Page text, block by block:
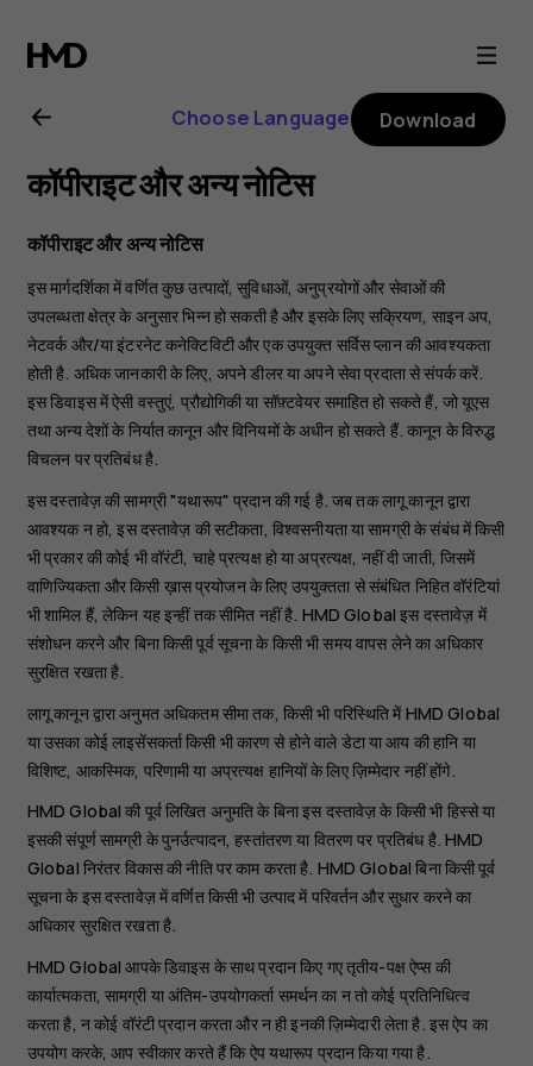
Nokia
C01
Plus
user
guide
Choose Language Download
कॉपीराइट और अन्य नोटिस
कॉपीराइट और अन्य नोटिस
इस मार्गदर्शिका में वर्णित कुछ उत्पादों, सुविधाओं, अनुप्रयोगों और सेवाओं की
उपलब्धता क्षेत्र के अनुसार भिन्न हो सकती है और इसके लिए सक्रियण, साइन अप,
नेटवर्क और/या इंटरनेट कनेक्टिविटी और एक उपयुक्त सर्विस प्लान की आवश्यकता
होती है. अधिक जानकारी के लिए, अपने डीलर या अपने सेवा प्रदाता से संपर्क करें.
इस डिवाइस में ऐसी वस्तुएं, प्रौद्योगिकी या सॉफ़्टवेयर समाहित हो सकते हैं, जो यूएस
तथा अन्य देशों के निर्यात कानून और विनियमों के अधीन हो सकते हैं. कानून के विरुद्ध
विचलन पर प्रतिबंध है.
इस दस्तावेज़ की सामग्री "यथारूप" प्रदान की गई है. जब तक लागू कानून द्वारा
आवश्यक न हो, इस दस्तावेज़ की सटीकता, विश्वसनीयता या सामग्री के संबंध में किसी
भी प्रकार की कोई भी वॉरंटी, चाहे प्रत्यक्ष हो या अप्रत्यक्ष, नहीं दी जाती, जिसमें
वाणिज्यिकता और किसी ख़ास प्रयोजन के लिए उपयुक्तता से संबंधित निहित वॉरंटियां
भी शामिल हैं, लेकिन यह इन्हीं तक सीमित नहीं है. HMD Global इस दस्तावेज़ में
संशोधन करने और बिना किसी पूर्व सूचना के किसी भी समय वापस लेने का अधिकार
सुरक्षित रखता है.
लागू कानून द्वारा अनुमत अधिकतम सीमा तक, किसी भी परिस्थिति में HMD Global
या उसका कोई लाइसेंसकर्ता किसी भी कारण से होने वाले डेटा या आय की हानि या
विशिष्ट, आकस्मिक, परिणामी या अप्रत्यक्ष हानियों के लिए ज़िम्मेदार नहीं होंगे.
HMD Global की पूर्व लिखित अनुमति के बिना इस दस्तावेज़ के किसी भी हिस्से या
इसकी संपूर्ण सामग्री के पुनर्उत्पादन, हस्तांतरण या वितरण पर प्रतिबंध है. HMD
Global निरंतर विकास की नीति पर काम करता है. HMD Global बिना किसी पूर्व
सूचना के इस दस्तावेज़ में वर्णित किसी भी उत्पाद में परिवर्तन और सुधार करने का
अधिकार सुरक्षित रखता है.
HMD Global आपके डिवाइस के साथ प्रदान किए गए तृतीय-पक्ष ऐप्स की
कार्यात्मकता, सामग्री या अंतिम-उपयोगकर्ता समर्थन का न तो कोई प्रतिनिधित्व
करता है, न कोई वॉरंटी प्रदान करता और न ही इनकी ज़िम्मेदारी लेता है. इस ऐप का
उपयोग करके, आप स्वीकार करते हैं कि ऐप यथारूप प्रदान किया गया है.